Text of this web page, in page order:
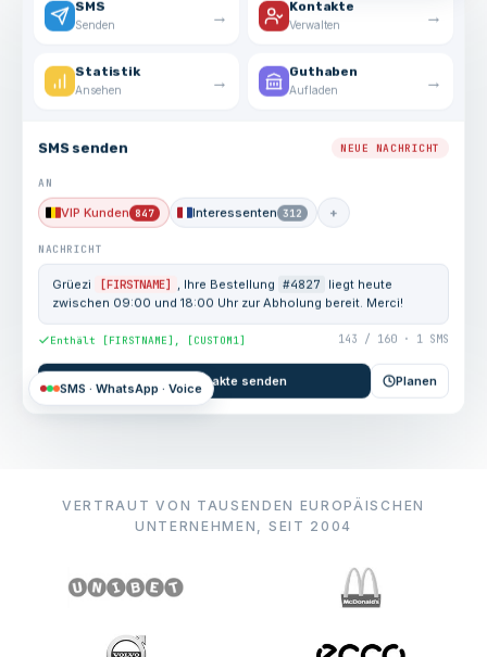
SMS
Senden → Kontakte
Verwalten →
Statistik
Ansehen → Guthaben
Aufladen →
SMS senden NEUE NACHRICHT
AN
VIP Kunden 847 Interessenten 312 +
NACHRICHT
Grüezi [FIRSTNAME] , Ihre Bestellung #4827
liegt heute
zwischen 09:00 und 18:00 Uhr zur Abholung bereit. Merci!
Enthält [FIRSTNAME], [CUSTOM1] 143 / 160 · 1 SMS
An 847 Kontakte senden Planen
SMS · WhatsApp · Voice
VERTRAUT VON TAUSENDEN EUROPÄISCHEN
UNTERNEHMEN, SEIT 2004